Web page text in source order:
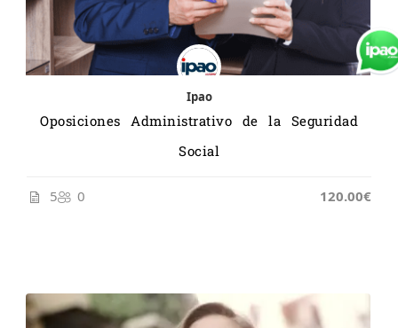
Ipao
Oposiciones Administrativo de la Seguridad
Social
5 0 120.00€